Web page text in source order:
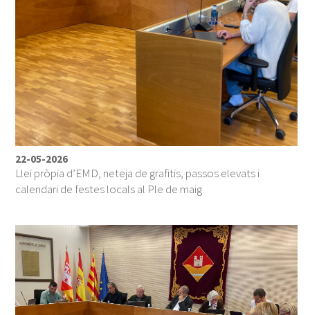
22-05-2026
Llei pròpia d’EMD, neteja de grafitis, passos elevats i
calendari de festes locals al Ple de maig